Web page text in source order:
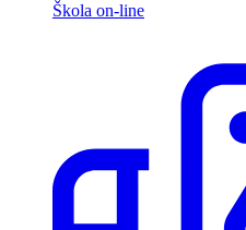
Škola on-line